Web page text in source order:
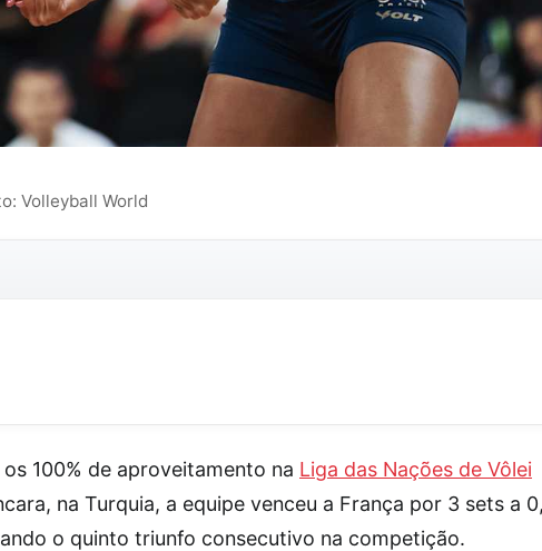
Volleyball World
100% de aproveitamento na Liga das Nações de Vôlei
na Turquia, a equipe venceu a França por 3 sets a
o quinto triunfo consecutivo na competição.